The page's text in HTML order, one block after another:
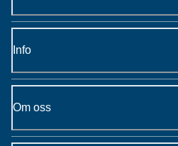
Info
Om oss